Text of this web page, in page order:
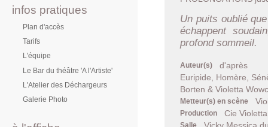
infos pratiques
Plan d'accès
Tarifs
L'équipe
Le Bar du théâtre 'A l'Artiste'
L'Atelier des Déchargeurs
Galerie Photo
Un puits oublié
échappent
profond sommeil.
Auteur(s)
d'après
Euripide, Homère,
Borten & Violetta
Metteur(s) en scène
Production Cie